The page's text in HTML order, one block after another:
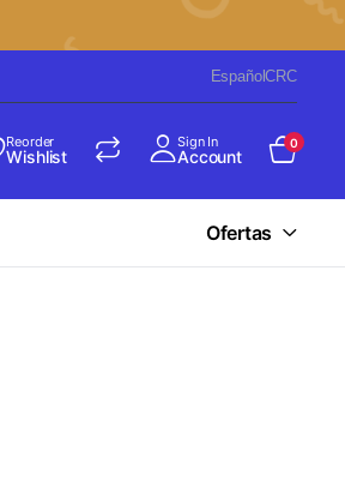
EspañolCRC
Reorder
Wishlist
Sign In
Account
0
Ofertas